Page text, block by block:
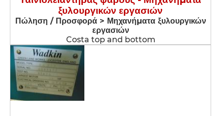
ξυλουργικών εργασιών
Πώληση / Προσφορά > Μηχανήματα ξυλουργικών
εργασιών
Costa top and bottom